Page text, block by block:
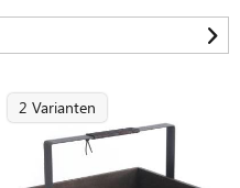
2 Varianten